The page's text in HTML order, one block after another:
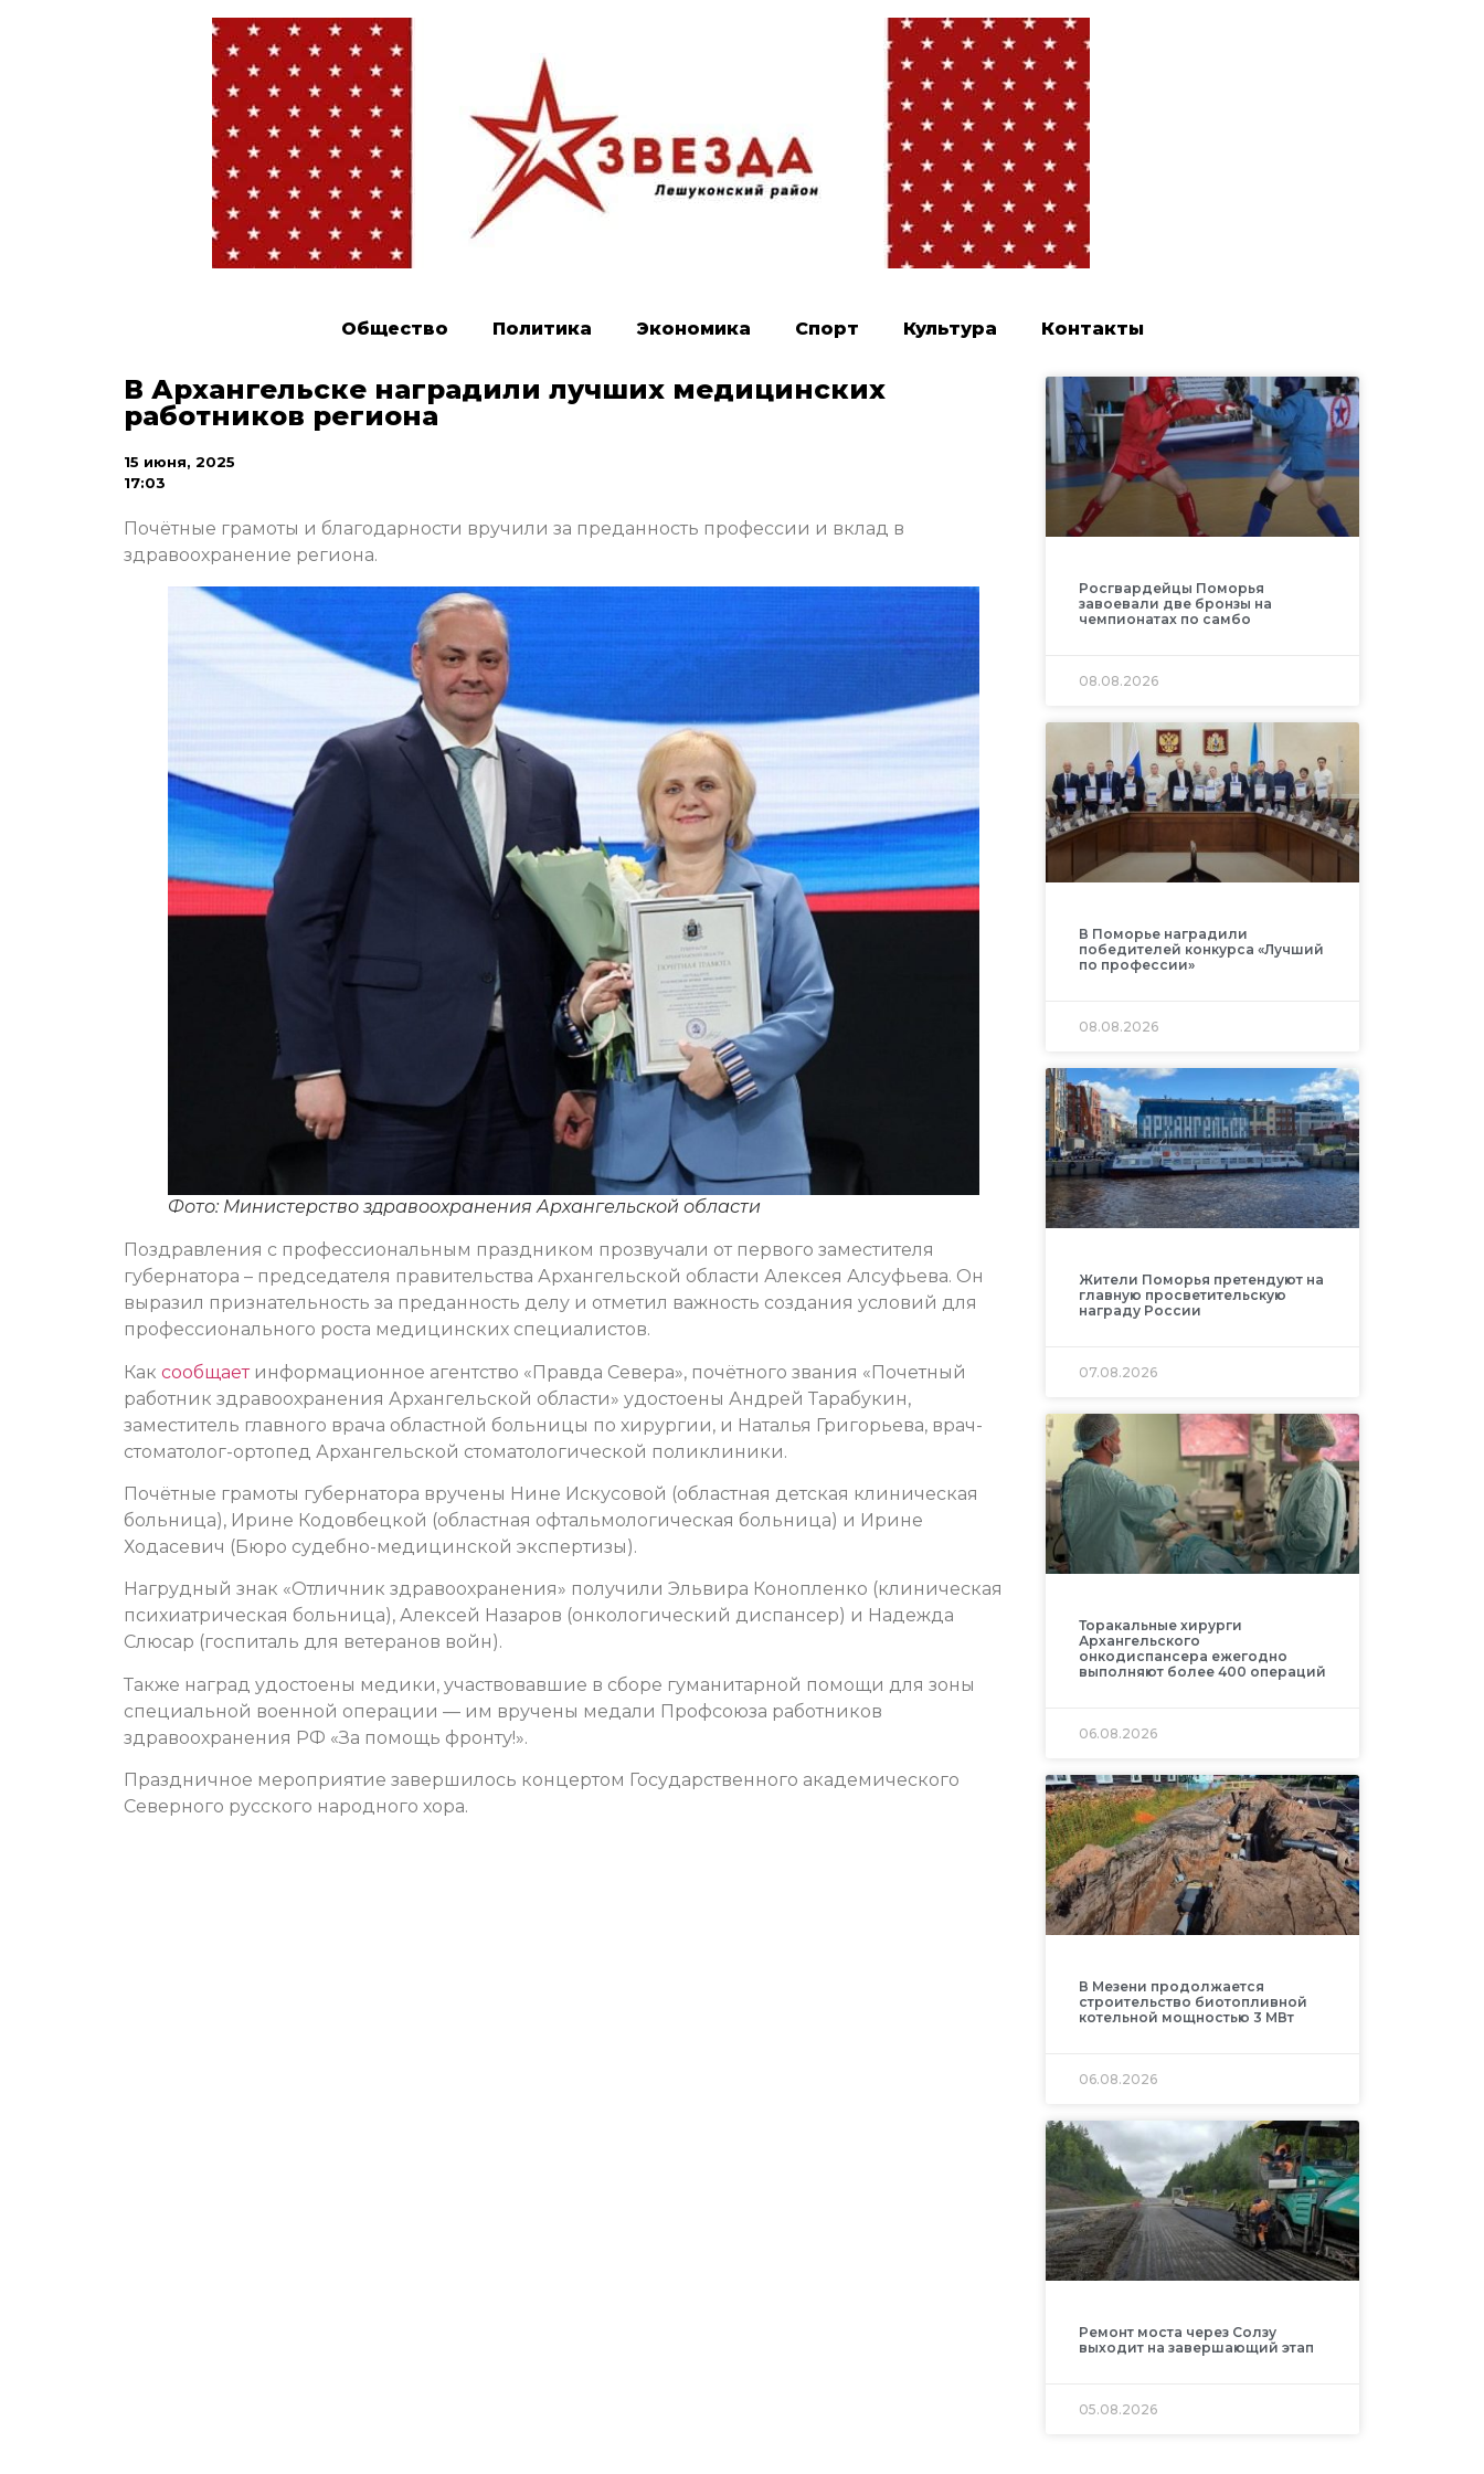
Общество Политика Экономика Спорт Культура Контакты
В Архангельске наградили лучших медицинских
работников региона
15 июня, 2025
17:03
Почётные грамоты и благодарности вручили за преданность профессии и вклад в
здравоохранение региона.
Фото: Министерство здравоохранения Архангельской области
Поздравления с профессиональным праздником прозвучали от первого заместителя
губернатора – председателя правительства Архангельской области Алексея Алсуфьева. Он
выразил признательность за преданность делу и отметил важность создания условий для
профессионального роста медицинских специалистов.
Как сообщаетинформационное агентство «Правда Севера», почётного звания «Почетный
работник здравоохранения Архангельской области» удостоены Андрей Тарабукин,
заместитель главного врача областной больницы по хирургии, и Наталья Григорьева, врач-
стоматолог-ортопед Архангельской стоматологической поликлиники.
Почётные грамоты губернатора вручены Нине Искусовой (областная детская клиническая
больница), Ирине Кодовбецкой (областная офтальмологическая больница) и Ирине
Ходасевич (Бюро судебно-медицинской экспертизы).
Нагрудный знак «Отличник здравоохранения» получили Эльвира Конопленко (клиническая
психиатрическая больница), Алексей Назаров (онкологический диспансер) и Надежда
Слюсар (госпиталь для ветеранов войн).
Также наград удостоены медики, участвовавшие в сборе гуманитарной помощи для зоны
специальной военной операции — им вручены медали Профсоюза работников
здравоохранения РФ «За помощь фронту!».
Праздничное мероприятие завершилось концертом Государственного академического
Северного русского народного хора.
Росгвардейцы Поморья
завоевали две бронзы на
чемпионатах по самбо
08.08.2026
В Поморье наградили
победителей конкурса «Лучший
по профессии»
08.08.2026
Жители Поморья претендуют на
главную просветительскую
награду России
07.08.2026
Торакальные хирурги
Архангельского
онкодиспансера ежегодно
выполняют более 400 операций
06.08.2026
В Мезени продолжается
строительство биотопливной
котельной мощностью 3 МВт
06.08.2026
Ремонт моста через Солзу
выходит на завершающий этап
05.08.2026